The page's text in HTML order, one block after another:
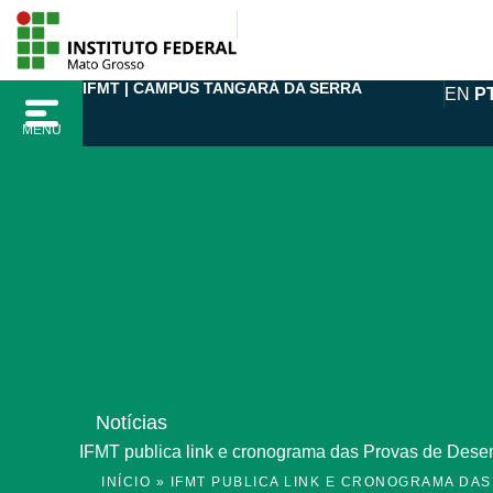
para
conteúdo
MENU
IFMT | CAMPUS TANGARÁ DA SERRA EN
Notícias
IFMT publica link e cronograma das Provas de
INÍCIO » IFMT PUBLICA LINK E CRONOGRAMA